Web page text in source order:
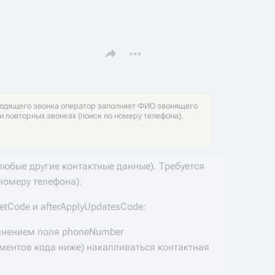
Поделиться этой страницей
звонка оператор заполняет ФИО звонящего
звонках (поиск по номеру телефона).
другие контактные данные). Требуется
телефона).
и afterApplyUpdatesCode:
поля phoneNumber
кода ниже) накапливаться контактная